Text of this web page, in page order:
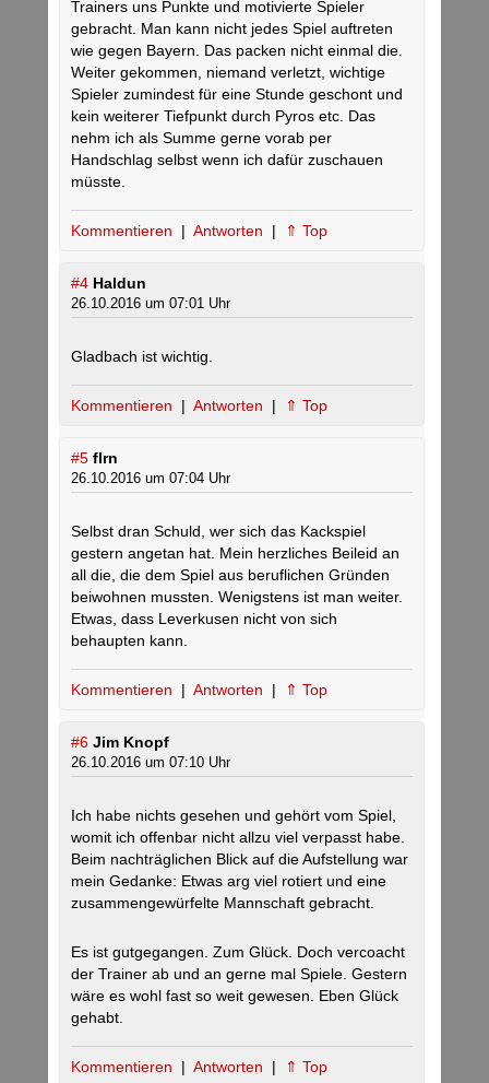
Trainers uns Punkte und motivierte Spieler
gebracht. Man kann nicht jedes Spiel auftreten
wie gegen Bayern. Das packen nicht einmal die.
Weiter gekommen, niemand verletzt, wichtige
Spieler zumindest für eine Stunde geschont und
kein weiterer Tiefpunkt durch Pyros etc. Das
nehm ich als Summe gerne vorab per
Handschlag selbst wenn ich dafür zuschauen
müsste.
Kommentieren | Antworten | ⇑ Top
#4 Haldun
26.10.2016 um 07:01 Uhr
Gladbach ist wichtig.
Kommentieren | Antworten | ⇑ Top
#5 flrn
26.10.2016 um 07:04 Uhr
Selbst dran Schuld, wer sich das Kackspiel
gestern angetan hat. Mein herzliches Beileid an
all die, die dem Spiel aus beruflichen Gründen
beiwohnen mussten. Wenigstens ist man weiter.
Etwas, dass Leverkusen nicht von sich
behaupten kann.
Kommentieren | Antworten | ⇑ Top
#6 Jim Knopf
26.10.2016 um 07:10 Uhr
Ich habe nichts gesehen und gehört vom Spiel,
womit ich offenbar nicht allzu viel verpasst habe.
Beim nachträglichen Blick auf die Aufstellung war
mein Gedanke: Etwas arg viel rotiert und eine
zusammengewürfelte Mannschaft gebracht.
Es ist gutgegangen. Zum Glück. Doch vercoacht
der Trainer ab und an gerne mal Spiele. Gestern
wäre es wohl fast so weit gewesen. Eben Glück
gehabt.
Kommentieren | Antworten | ⇑ Top